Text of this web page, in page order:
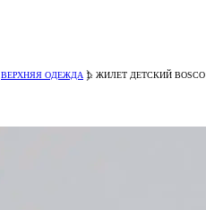
ВЕРХНЯЯ ОДЕЖДА ЖИЛЕТ ДЕТСКИЙ BOSCO